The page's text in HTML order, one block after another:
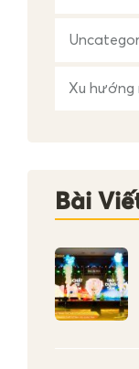
Xu hướng
Bài